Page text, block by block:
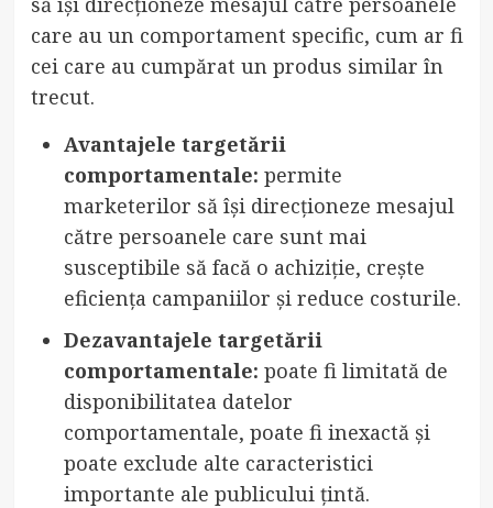
care au un comportament specific, cum ar fi
cei care au cumpărat un produs similar în
trecut.
Avantajele targetării
comportamentale: permite
marketerilor să își direcționeze mesajul
către persoanele care sunt mai
susceptibile să facă o achiziție, crește
eficiența campaniilor și reduce costurile.
Dezavantajele targetării
comportamentale: poate fi limitată de
disponibilitatea datelor
comportamentale, poate fi inexactă și
poate exclude alte caracteristici
importante ale publicului țintă.